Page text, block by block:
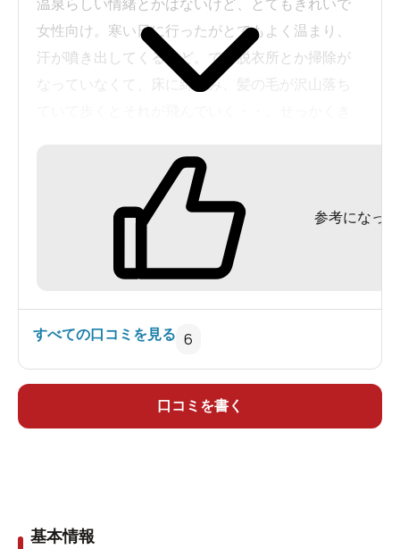
温泉らしい情緒とかはないけど、とてもきれいで
女性向け。寒い日に行ったがとてもよく温まり、
汗が噴き出してくるほど。でも脱衣所とか掃除が
なっていなくて、床に綿ごみ、髪の毛が沢山落ち
参考になった
すべての口コミを見る 6
口コミを書く
基本情報